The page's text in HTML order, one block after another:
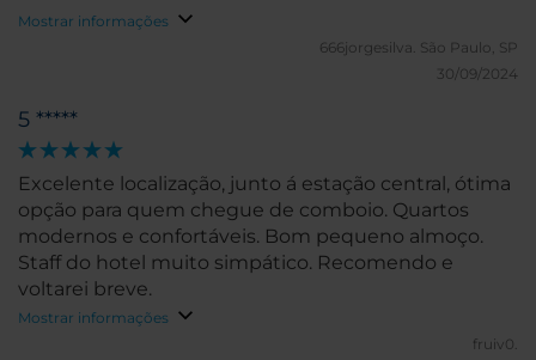
Mostrar informações
666jorgesilva. São Paulo, SP
30/09/2024
5 *****
Excelente localização, junto á estação central, ótima
opção para quem chegue de comboio. Quartos
modernos e confortáveis. Bom pequeno almoço.
Staff do hotel muito simpático. Recomendo e
voltarei breve.
Mostrar informações
fruiv0.